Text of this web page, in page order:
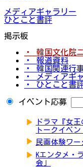
メディアギャラリー
ひとこと書評
掲示板
・ 韓国文化院
・ 報道資料
・ 韓国関連行
・ メディアギ
・ ひとこと書
イベント応募
▶
ドラマ『女
トークイベン
▶ 民画体験ワ
▶ Kエンタメ・
会」